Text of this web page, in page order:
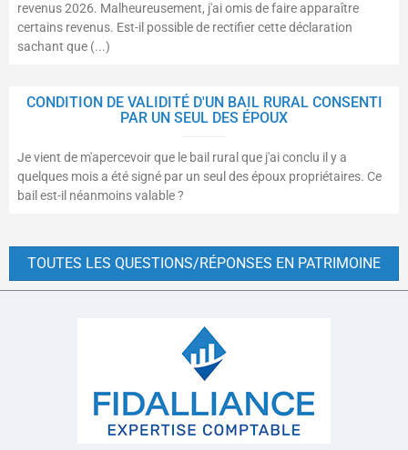
revenus 2026. Malheureusement, j'ai omis de faire apparaître
certains revenus. Est-il possible de rectifier cette déclaration
sachant que (...)
CONDITION DE VALIDITÉ D'UN BAIL RURAL CONSENTI
PAR UN SEUL DES ÉPOUX
Je vient de m'apercevoir que le bail rural que j'ai conclu il y a
quelques mois a été signé par un seul des époux propriétaires. Ce
bail est-il néanmoins valable ?
TOUTES LES QUESTIONS/RÉPONSES EN PATRIMOINE